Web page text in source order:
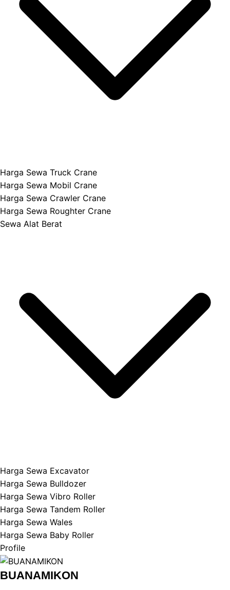
Harga Sewa Truck Crane
Harga Sewa Mobil Crane
Harga Sewa Crawler Crane
Harga Sewa Roughter Crane
Sewa Alat Berat
Harga Sewa Excavator
Harga Sewa Bulldozer
Harga Sewa Vibro Roller
Harga Sewa Tandem Roller
Harga Sewa Wales
Harga Sewa Baby Roller
Profile
BUANAMIKON